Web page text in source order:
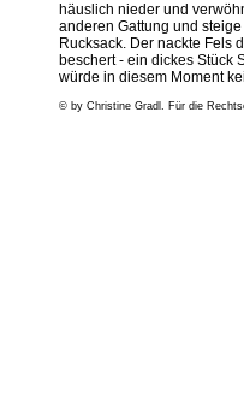
häuslich nieder und
anderen Gattung und
Rucksack. Der nackte Fels
beschert - ein dickes Stück
würde in diesem Moment
© by Christine Gradl. Für die